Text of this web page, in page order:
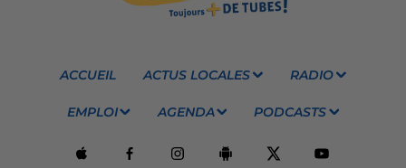
ACCUEIL ACTUS LOCALES RADIO
EMPLOI AGENDA PODCASTS